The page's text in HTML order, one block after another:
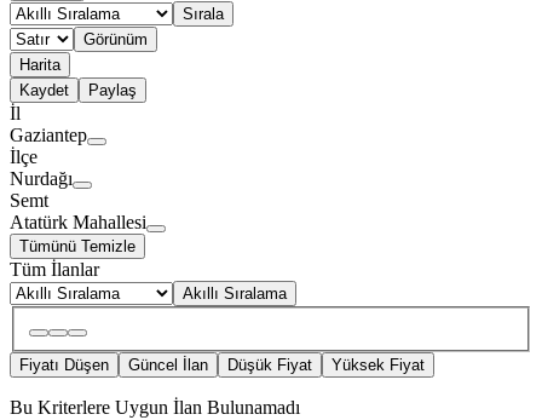
Sırala
Görünüm
Harita
Kaydet
Paylaş
İl
Gaziantep
İlçe
Nurdağı
Semt
Atatürk Mahallesi
Tümünü Temizle
Tüm İlanlar
Akıllı Sıralama
Fiyatı Düşen Güncel İlan Düşük Fiyat Yüksek Fiyat
Bu Kriterlere Uygun İlan Bulunamadı